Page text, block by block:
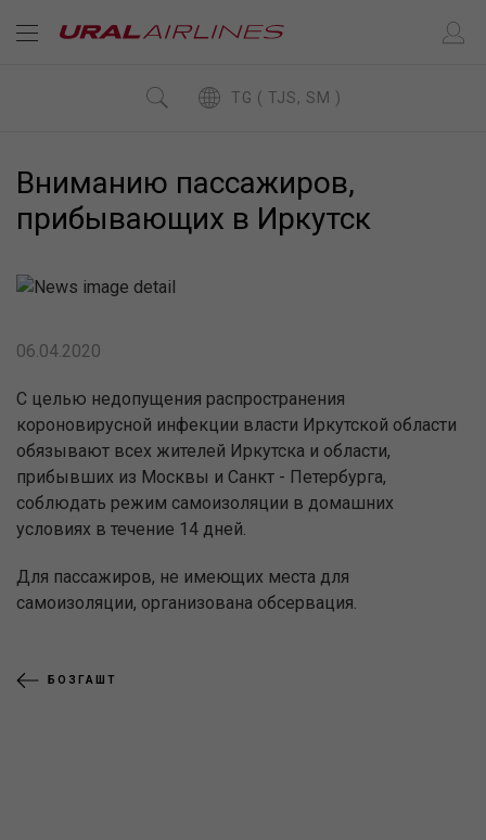
TG ( TJS, SM )
Вниманию пассажиров,
прибывающих в Иркутск
06.04.2020
С целью недопущения распространения
короновирусной инфекции власти Иркутской области
обязывают всех жителей Иркутска и области,
прибывших из Москвы и Санкт - Петербурга,
соблюдать режим самоизоляции в домашних
условиях в течение 14 дней.
Для пассажиров, не имеющих места для
самоизоляции, организована обсервация.
БОЗГАШТ